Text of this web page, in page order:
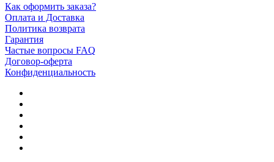
Как оформить заказа?
Оплата и Доставка
Политика возврата
Гарантия
Частые вопросы FAQ
Договор-оферта
Конфиденциальность